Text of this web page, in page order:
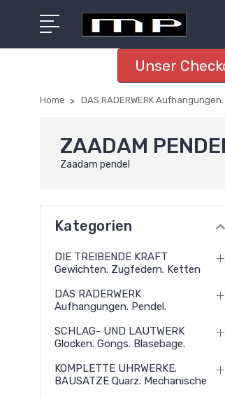
Unser
Home DAS RADERWERK
ZAADAM
Zaadam pendel
Kategorien
DIE TREIBENDE KRAFT
Gewichten. Zugfedern. Ketten
DAS RADERWERK
Aufhangungen. Pendel.
SCHLAG- UND LAUTWERK
Glocken. Gongs. Blasebage.
KOMPLETTE UHRWERKE.
BAUSATZE Quarz. Mechanische